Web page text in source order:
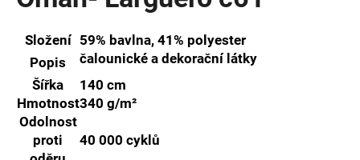
hvězdiček.
Složení 59% bavlna, 41% polyester
Popis
čalounické a dekorační látky
Šířka
140 cm
Hmotnost340 g/m²
Odolnost
proti
40 000 cyklů
?